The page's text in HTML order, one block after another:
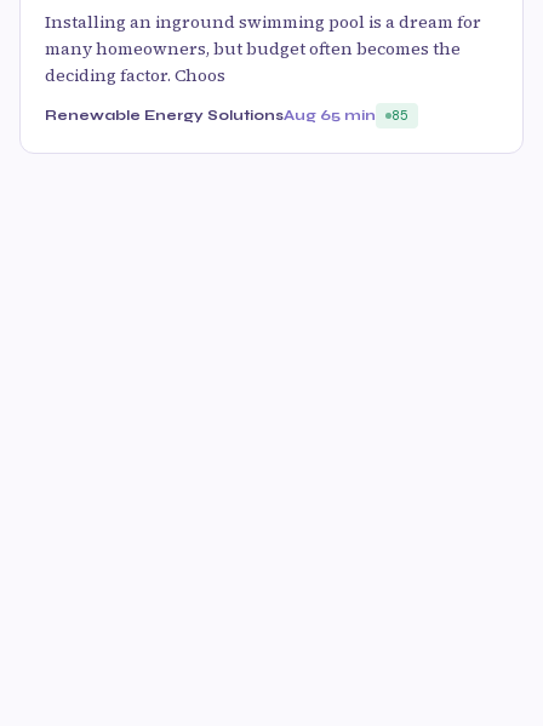
Installing an inground swimming pool is a dream for
many homeowners, but budget often becomes the
deciding factor. Choos
Renewable Energy SolutionsAug 65 min 85